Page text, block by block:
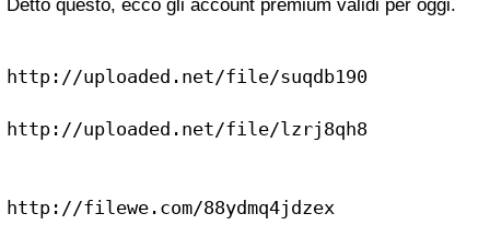
Detto questo, ecco gli account premium validi per oggi.
http://uploaded.net/file/suqdb190
http://uploaded.net/file/lzrj8qh8
http://filewe.com/88ydmq4jdzex